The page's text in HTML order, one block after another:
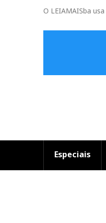
O LEIAMAISba
Especiais